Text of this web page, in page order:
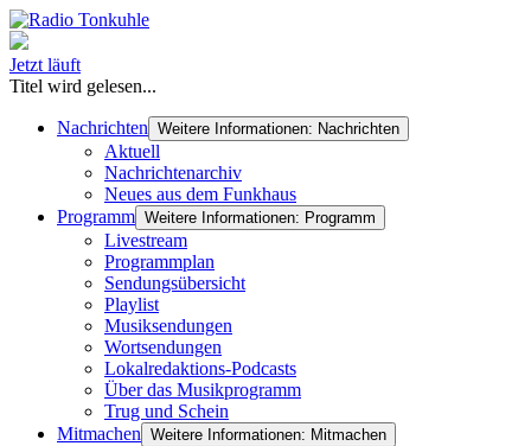
Jetzt läuft
Titel wird gelesen...
Nachrichten Weitere Informationen: Nachrichten
Aktuell
Nachrichtenarchiv
Neues aus dem Funkhaus
Programm Weitere Informationen: Programm
Livestream
Programmplan
Sendungsübersicht
Playlist
Musiksendungen
Wortsendungen
Lokalredaktions-Podcasts
Über das Musikprogramm
Trug und Schein
Mitmachen Weitere Informationen: Mitmachen